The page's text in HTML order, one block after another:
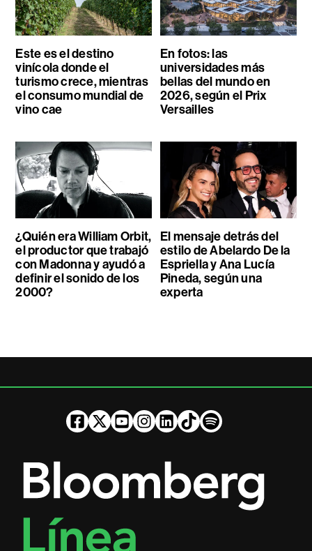
Este es el destino
vinícola donde el
turismo crece, mientras
el consumo mundial de
vino cae
En fotos: las
universidades más
bellas del mundo en
2026, según el Prix
Versailles
¿Quién era William Orbit,
el productor que trabajó
con Madonna y ayudó a
definir el sonido de los
2000?
El mensaje detrás del
estilo de Abelardo De la
Espriella y Ana Lucía
Pineda, según una
experta